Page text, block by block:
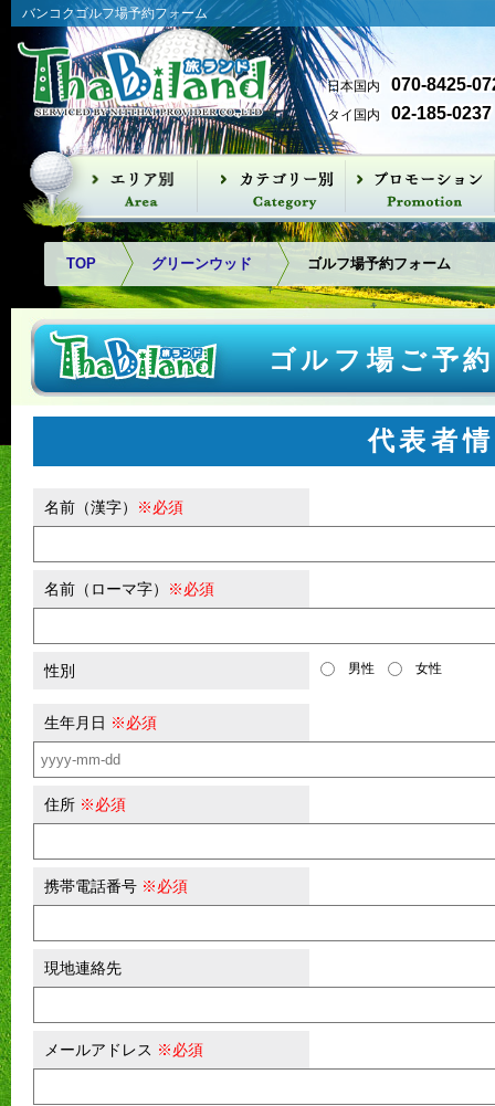
バンコクゴルフ場予約フォーム
日本国内 070-8425-
タイ国内 02-185-0237
バンナー空港方面 タイカントリークラブ
ザ ロイヤル ゴルフ＆カン
トリークラブ
レイクウッド カントリー
クラブ
ムアンゲオ ゴルフコース
タナ シティゴルフ＆カン
トリークラブ
スパブルック ゴルフ クラ
ブ
ウインザーパーク ゴルフ
クラブ
ユニコ グランデ ゴルフコ
ース
バンコク北部
ザ ロイヤル ジェムス ゴル
フ シティ
ナワタニ ゴルフコース
アルパイン ゴルフ＆スポ
ーツクラブ
パンヤーインドラゴルフ
クラブ
パインハーストゴルフ＆
カントリークラブ
リバーデール ゴルフクラ
ブ
カスカタ ゴルフクラブ
ロータスバレー ゴルフコ
ース
バンコク西部
ニカンティ ゴルフクラ
ブ
ロイヤルジェムズ＆スポ
ーツクラブ
スワンゴルフ＆カントリ
ークラブ
ユニランド
ザ ベスト オーシオンゴル
フ
アユタヤ アユタヤ ゴルフクラブ
ラチャカム
パタヤ方面
サイアムカントリークラ
ブ
カオキオ カントリークラ
ブ
ブラパ ゴルフクラブ
レムチャバン国際カント
リークラブ
バンプラ国際ゴルフクラ
ブ
フェニックスゴルフ＆カ
ントリークラブ
パタナスポーツクラブ
TOP グリーンウッド ゴルフ場予約フォーム
ゴルフ場ご予
代表者
名前（漢字） ※必須
名前（ローマ字） ※必須
性別 男性 女性
生年月日 ※必須
住所 ※必須
携帯電話番号 ※必須
現地連絡先
メールアドレス ※必須